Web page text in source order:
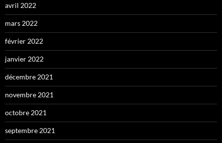
avril 2022
mars 2022
février 2022
janvier 2022
décembre 2021
novembre 2021
octobre 2021
septembre 2021